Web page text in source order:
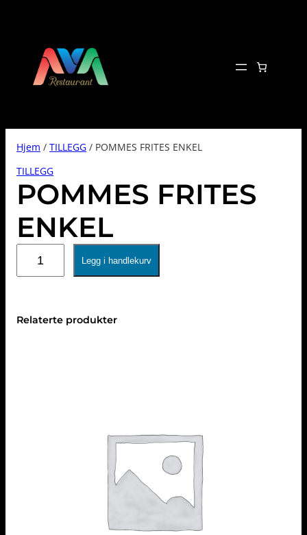
Hjem / TILLEGG / POMMES FRITES ENKEL
TILLEGG
POMMES FRITES
ENKEL
FRITES
ENKEL
Legg i handlekurv
Relaterte produkter